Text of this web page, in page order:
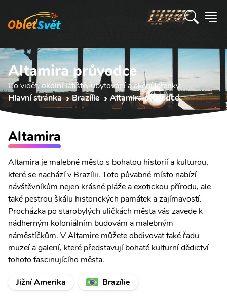
Altamira průvodce
Co vidět, okolní letiště, ubytování a akční letenky.
Hlavní stránka
Brazílie Altamira průvodce
Altamira
Altamira je malebné město s bohatou historií a kulturou,
které se nachází v Brazílii. Toto půvabné místo nabízí
návštěvníkům nejen krásné pláže a exotickou přírodu, ale
také pestrou škálu historických památek a zajímavostí.
Procházka po starobylých uličkách města vás zavede k
nádherným koloniálním budovám a malebným
náměstíčkům. V Altamire můžete obdivovat také řadu
muzeí a galerií, které představují bohaté kulturní dědictví
tohoto fascinujícího města.
Jižní Amerika
Brazílie